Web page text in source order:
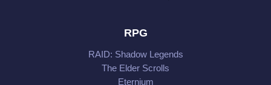
RPG
RAID: Shadow Legends
The Elder Scrolls
Eternium